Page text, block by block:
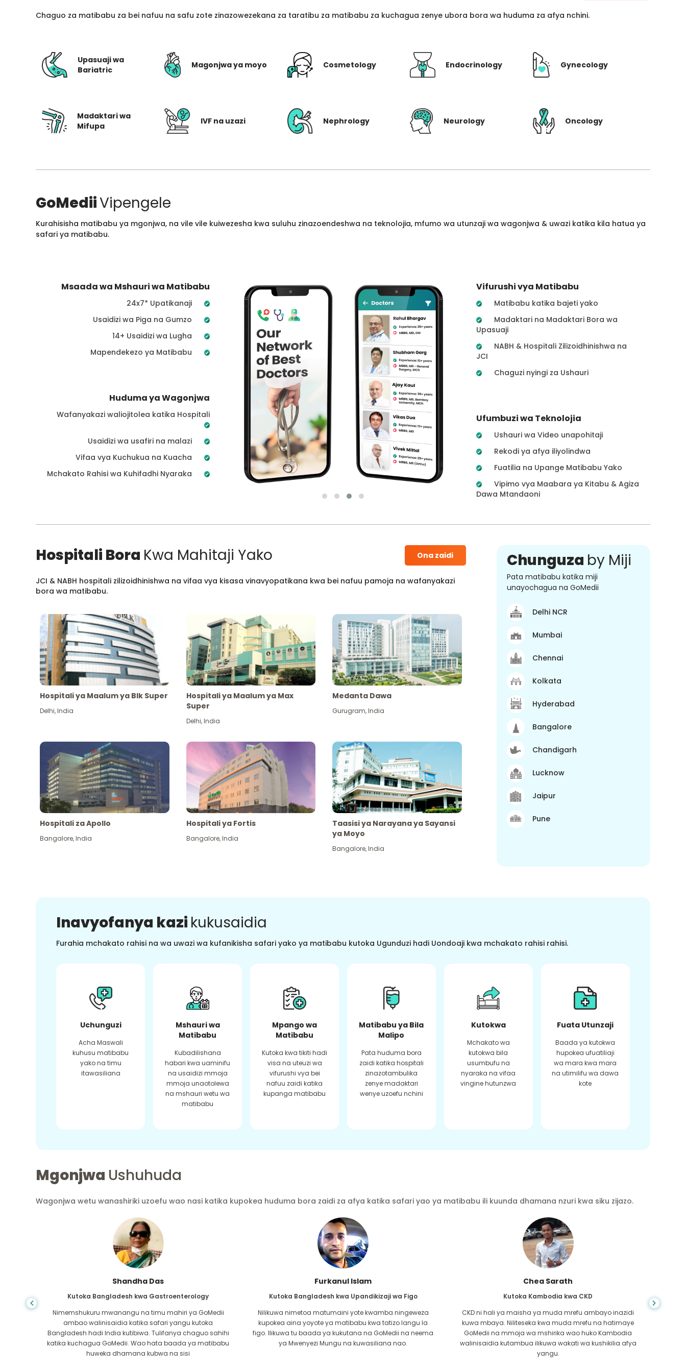
Chaguo za matibabu za bei nafuu na safu zote zinazowezekana za taratibu za matibabu za kuchagua zenye ubora bora wa huduma za afya nchini.
Upasuaji wa
Bariatric
Magonjwa ya moyo Cosmetology Endocrinology Gynecology
Madaktari wa
Mifupa
IVF na uzazi Nephrology Neurology Oncology
GoMediiVipengele
Kurahisisha matibabu ya mgonjwa, na vile vile kuiwezesha kwa suluhu zinazoendeshwa na teknolojia, mfumo wa utunzaji wa wagonjwa & uwazi katika kila hatua ya
safari ya matibabu.
Msaada wa Mshauri wa Matibabu
24x7* Upatikanaji
Usaidizi wa Piga na Gumzo
14+ Usaidizi wa Lugha
Mapendekezo ya Matibabu
Huduma ya Wagonjwa
Wafanyakazi waliojitolea katika Hospitali
Usaidizi wa usafiri na malazi
Vifaa vya Kuchukua na Kuacha
Mchakato Rahisi wa Kuhifadhi Nyaraka
Vifurushi vya Matibabu
Matibabu katika bajeti yako
Madaktari na Madaktari Bora wa
Upasuaji
NABH & Hospitali Zilizoidhinishwa na
JCI
Chaguzi nyingi za Ushauri
Ufumbuzi wa Teknolojia
Ushauri wa Video unapohitaji
Rekodi ya afya iliyolindwa
Fuatilia na Upange Matibabu Yako
Vipimo vya Maabara ya Kitabu & Agiza
Dawa Mtandaoni
Hospitali Bora Kwa Mahitaji Yako Ona zaidi
JCI & NABH hospitali zilizoidhinishwa na vifaa vya kisasa vinavyopatikana kwa bei nafuu pamoja na wafanyakazi
bora wa matibabu.
Hospitali ya Maalum ya Blk Super
Delhi,India
Hospitali ya Maalum ya Max
Super
Delhi,India
Medanta Dawa
Gurugram,India
Hospitali za Apollo
Bangalore,India
Hospitali ya Fortis
Bangalore,India
Taasisi ya Narayana ya Sayansi
ya Moyo
Bangalore,India
Chunguza by Miji
Pata matibabu katika miji
unayochagua na GoMedii
Delhi NCR
Mumbai
Chennai
Kolkata
Hyderabad
Bangalore
Chandigarh
Lucknow
Jaipur
Pune
Inavyofanya kazi kukusaidia
Furahia mchakato rahisi na wa uwazi wa kufanikisha safari yako ya matibabu kutoka Ugunduzi hadi Uondoaji kwa mchakato rahisi rahisi.
Uchunguzi
Acha Maswali
kuhusu matibabu
yako na timu
itawasiliana
Mshauri wa
Matibabu
Kubadilishana
habari kwa uaminifu
na usaidizi mmoja
mmoja unaotolewa
na mshauri wetu wa
matibabu
Mpango wa
Matibabu
Kutoka kwa tikiti hadi
visa na uteuzi wa
vifurushi vya bei
nafuu zaidi katika
kupanga matibabu
Matibabu ya Bila
Malipo
Pata huduma bora
zaidi katika hospitali
zinazotambulika
zenye madaktari
wenye uzoefu nchini
Kutokwa
Mchakato wa
kutokwa bila
usumbufu na
nyaraka na vifaa
vingine hutunzwa
Fuata Utunzaji
Baada ya kutokwa
hupokea ufuatiliaji
wa mara kwa mara
na utimilifu wa dawa
kote
Mgonjwa Ushuhuda
Wagonjwa wetu wanashiriki uzoefu wao nasi katika kupokea huduma bora zaidi za afya katika safari yao ya matibabu ili kuunda dhamana nzuri kwa siku zijazo.
Shandha Das
Kutoka Bangladesh kwa Gastroenterology
Nimemshukuru mwanangu na timu mahiri ya GoMedii
ambao walinisaidia katika safari yangu kutoka
Bangladesh hadi India kutibiwa. Tulifanya chaguo sahihi
katika kuchagua GoMedii. Wao hata baada ya matibabu
huweka dhamana kubwa na sisi
Furkanul Islam
Kutoka Bangladesh kwa Upandikizaji wa Figo
Nilikuwa nimetoa matumaini yote kwamba ningeweza
kupokea aina yoyote ya matibabu kwa tatizo langu la
figo. Ilikuwa tu baada ya kukutana na GoMedii na neema
ya Mwenyezi Mungu na kuwasiliana nao.
Chea Sarath
Kutoka Kambodia kwa CKD
CKD ni hali ya maisha ya muda mrefu ambayo inazidi
kuwa mbaya. Niliteseka kwa muda mrefu na hatimaye
GoMedii na mmoja wa mshirika wao huko Kambodia
walinisaidia kutambua ilikuwa wakati wa kushikilia afya
yangu.